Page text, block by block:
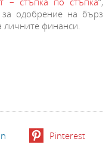
одобрение на бърз
личните финанси.
Pinterest